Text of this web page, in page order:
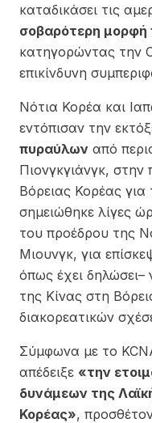
καταδικάσει τις
σοβαρότερη μορφή
κατηγορώντας την
επικίνδυνη
Νότια Κορέα και
εντόπισαν την
πυραύλων από
Πιονγκγιάνγκ,
Βόρειας Κορέας
σημειώθηκε λίγες
του προέδρου της
Μιουνγκ, για
όπως έχει δηλώσει–
της Κίνας στη
διακορεατικών
Σύμφωνα με το
απέδειξε «την
δυνάμεων της
Κορέας»,